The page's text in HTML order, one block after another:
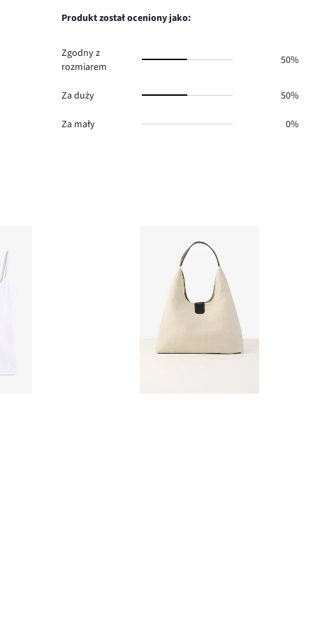
1.
głosów
Produkt został oceniony jako:
Zgodny z
rozmiarem
50%
Za duży 50%
Za mały 0%